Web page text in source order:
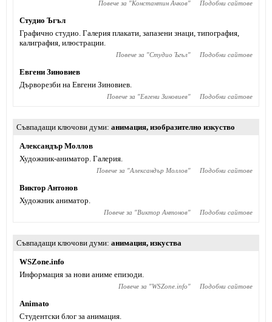
Повече за "Константин Ачков" Подобни сайтове
Студио Ъгъл
Графично студио. Галерия плакати, запазени знаци, типография,
калиграфия, илюстрации.
Повече за "Студио Ъгъл" Подобни сайтове
Евгени Зиновиев
Дърворезби на Евгени Зиновиев.
Повече за "Евгени Зиновиев" Подобни сайтове
Съвпадащи ключови думи анимация, изобразително изкуство
Александър Моллов
Художник-аниматор. Галерия.
Повече за "Александър Моллов" Подобни сайтове
Виктор Антонов
Художник аниматор.
Повече за "Виктор Антонов" Подобни сайтове
Съвпадащи ключови думи анимация, изкуства
WSZone.info
Информация за нови аниме епизоди.
Повече за "WSZone.info" Подобни сайтове
Animato
Студентски блог за анимация.